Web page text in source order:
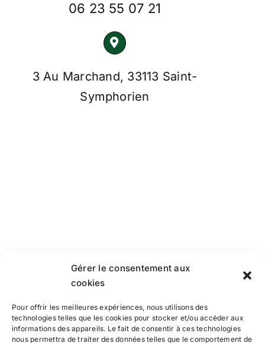
Gérer le consentement aux
cookies
Pour offrir les meilleures expériences, nous utilisons des
technologies telles que les cookies pour stocker et/ou accéder aux
informations des appareils. Le fait de consentir à ces technologies
nous permettra de traiter des données telles que le comportement de
06 23 55 07 21
3 Au Marchand, 33113 Saint-
Symphorien